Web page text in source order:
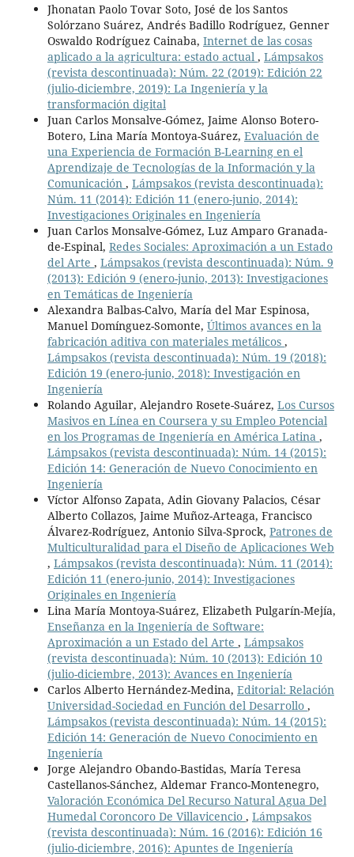
Jhonatan Paolo Tovar Soto, José de los Santos
Solórzano Suárez, Andrés Badillo Rodríguez, Genner
Oswaldo Rodríguez Cainaba, Internet de las cosas
aplicado a la agricultura: estado actual , Lámpsakos
(revista descontinuada): Núm. 22 (2019): Edición 22
(julio-diciembre, 2019): La Ingeniería y la
transformación digital
Juan Carlos Monsalve-Gómez, Jaime Alonso Botero-
Botero, Lina María Montoya-Suárez, Evaluación de
una Experiencia de Formación B-Learning en el
Aprendizaje de Tecnologías de la Información y la
Comunicación , Lámpsakos (revista descontinuada):
Núm. 11 (2014): Edición 11 (enero-junio, 2014):
Investigaciones Originales en Ingeniería
Juan Carlos Monsalve-Gómez, Luz Amparo Granada-
de-Espinal, Redes Sociales: Aproximación a un Estado
del Arte , Lámpsakos (revista descontinuada): Núm. 9
(2013): Edición 9 (enero-junio, 2013): Investigaciones
en Temáticas de Ingeniería
Alexandra Balbas-Calvo, María del Mar Espinosa,
Manuel Domínguez-Somonte, Últimos avances en la
fabricación aditiva con materiales metálicos ,
Lámpsakos (revista descontinuada): Núm. 19 (2018):
Edición 19 (enero-junio, 2018): Investigación en
Ingeniería
Rolando Aguilar, Alejandro Rosete-Suárez, Los Cursos
Masivos en Línea en Coursera y su Empleo Potencial
en los Programas de Ingeniería en América Latina ,
Lámpsakos (revista descontinuada): Núm. 14 (2015):
Edición 14: Generación de Nuevo Conocimiento en
Ingeniería
Víctor Alfonso Zapata, Adin Giovany Palacios, César
Alberto Collazos, Jaime Muñoz-Arteaga, Francisco
Álvarez-Rodríguez, Antonio Silva-Sprock, Patrones de
Multiculturalidad para el Diseño de Aplicaciones Web
, Lámpsakos (revista descontinuada): Núm. 11 (2014):
Edición 11 (enero-junio, 2014): Investigaciones
Originales en Ingeniería
Lina María Montoya-Suárez, Elizabeth Pulgarín-Mejía,
Enseñanza en la Ingeniería de Software:
Aproximación a un Estado del Arte , Lámpsakos
(revista descontinuada): Núm. 10 (2013): Edición 10
(julio-diciembre, 2013): Avances en Ingeniería
Carlos Alberto Hernández-Medina, Editorial: Relación
Universidad-Sociedad en Función del Desarrollo ,
Lámpsakos (revista descontinuada): Núm. 14 (2015):
Edición 14: Generación de Nuevo Conocimiento en
Ingeniería
Jorge Alejandro Obando-Bastidas, María Teresa
Castellanos-Sánchez, Aldemar Franco-Montenegro,
Valoración Económica Del Recurso Natural Agua Del
Humedal Coroncoro De Villavicencio , Lámpsakos
(revista descontinuada): Núm. 16 (2016): Edición 16
(julio-diciembre, 2016): Apuntes de Ingeniería